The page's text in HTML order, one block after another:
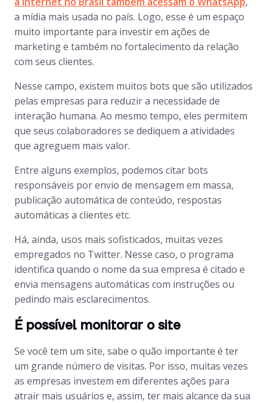
a mídia mais usada no país. Logo, esse é um espaço
muito importante para investir em ações de
marketing e também no fortalecimento da relação
com seus clientes.
Nesse campo, existem muitos bots que são utilizados
pelas empresas para reduzir a necessidade de
interação humana. Ao mesmo tempo, eles permitem
que seus colaboradores se dediquem a atividades
que agreguem mais valor.
Entre alguns exemplos, podemos citar bots
responsáveis por envio de mensagem em massa,
publicação automática de conteúdo, respostas
automáticas a clientes etc.
Há, ainda, usos mais sofisticados, muitas vezes
empregados no Twitter. Nesse caso, o programa
identifica quando o nome da sua empresa é citado e
envia mensagens automáticas com instruções ou
pedindo mais esclarecimentos.
É possível monitorar o site
Se você tem um site, sabe o quão importante é ter
um grande número de visitas. Por isso, muitas vezes
as empresas investem em diferentes ações para
atrair mais usuários e, assim, ter mais alcance da sua